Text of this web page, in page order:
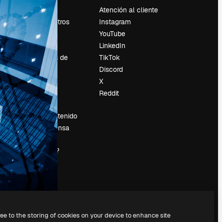
Precios
Sobre nosotros
Reviews
Empleo
Tendencias de
búsqueda
Blog
Eventos
Slidesgo
Vender contenido
Sala de prensa
¿Buscas
magnific.ai?
Atención al cliente
Instagram
YouTube
LinkedIn
TikTok
Discord
X
Reddit
to the storing of cookies on your device to enhance site